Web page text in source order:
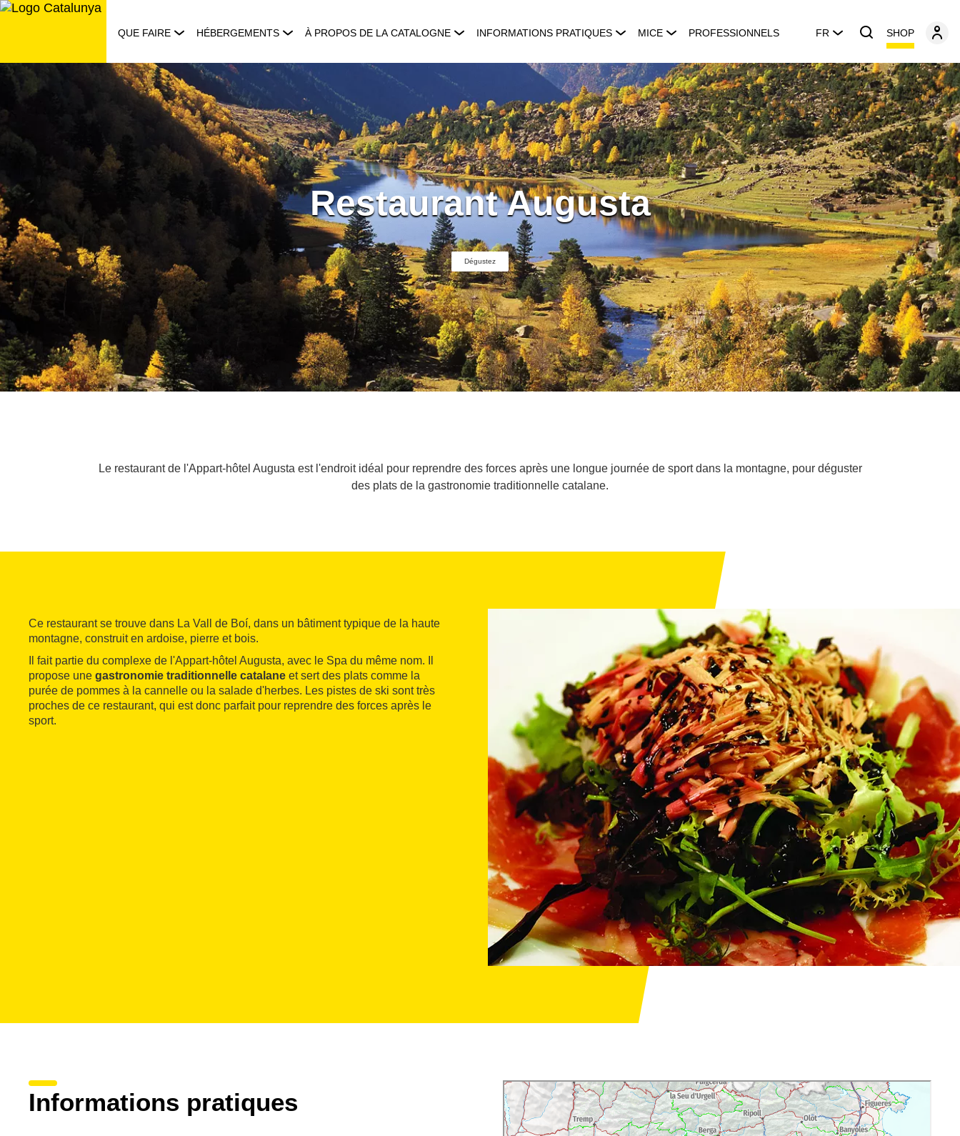
Aller
QUE FAIRE HÉBERGEMENTS À PROPOS DE LA CATALOGNE INFORMATIONS PRATIQUES MICE PROFESSIONNELS FR SHOP
Restaurant Augusta
Dégustez
Le restaurant de l'Appart-hôtel Augusta est l'endroit idéal pour reprendre des forces après une longue journée de sport dans la montagne, pour déguster
des plats de la gastronomie traditionnelle catalane.
Ce restaurant se trouve dans La Vall de Boí, dans un bâtiment typique de la haute
montagne, construit en ardoise, pierre et bois.
Il fait partie du complexe de l'Appart-hôtel Augusta, avec le Spa du même nom. Il
propose une gastronomie traditionnelle catalane et sert des plats comme la
purée de pommes à la cannelle ou la salade d'herbes. Les pistes de ski sont très
proches de ce restaurant, qui est donc parfait pour reprendre des forces après le
sport.
Informations pratiques